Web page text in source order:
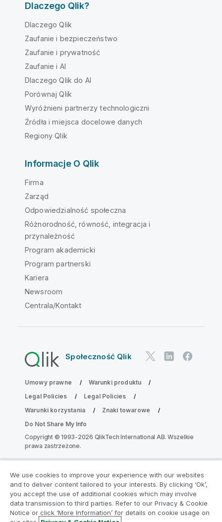
Dlaczego Qlik?
Dlaczego Qlik
Zaufanie i bezpieczeństwo
Zaufanie i prywatność
Zaufanie i AI
Dlaczego Qlik do AI
Porównaj Qlik
Wyróżnieni partnerzy technologiczni
Źródła i miejsca docelowe danych
Regiony Qlik
Informacje O Qlik
Firma
Zarząd
Odpowiedzialność społeczna
Różnorodność, równość, integracja i
przynależność
Program akademicki
Program partnerski
Kariera
Newsroom
Centrala/Kontakt
Społeczność Qlik
Umowy prawne
Warunki produktu
Legal Policies
Legal Policies
Warunki korzystania
Znaki towarowe
Do Not Share My Info
Copyright © 1993-2026 QlikTech International AB. Wszelkie
prawa zastrzeżone.
Dołącz do Programu Modernizacji
Analityki
Przeprowadź modernizację bez szkody dla Twoich
We use cookies to improve your experience with our websites
and to deliver content tailored to your interests. By clicking ‘Ok’,
you accept the use of additional cookies which may involve
data transmission to third parties. Refer to our Privacy & Cookie
Notice or click ‘More Information’ for details on cookie usage on